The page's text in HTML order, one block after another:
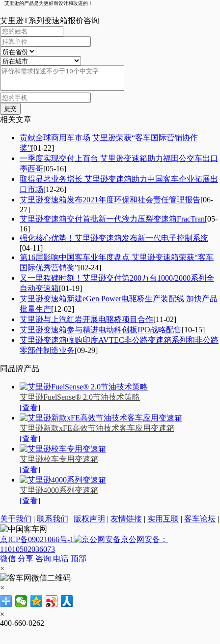
艾里逊的产品是为更好而设计和改进的！
艾里逊T系列变速箱报价咨询
相关文章
贡献全球商用车市场 艾里逊荣获“客车国际营销协作
奖”[01-22]
一季度实现交付上百台 艾里逊变速箱助力福田公交车出口
墨西哥[05-16]
取得显著业务增长 艾里逊变速箱助力中国客车企业拓展出
口市场[12-26]
艾里逊变速箱发布2021年度环保和社会责任管理报告[06-
27]
艾里逊变速箱交付首批新一代液力压裂变速箱FracTran[05-
16]
强化核心优势！艾里逊变速箱发布新一代电子控制系统
[04-11]
第16届影响中国客车业年度盘点 艾里逊变速箱荣获“客车
国际优秀营销奖”[02-24]
又一里程碑时刻！艾里逊交付第200万台1000/2000系列全
自动变速箱[01-19]
艾里逊变速箱新建eGen Power电驱桥生产装配线 加快产品
批量生产[12-02]
艾里逊与上汽红岩开展电驱桥项目合作[11-02]
艾里逊变速箱参与精进电动科创板IPO战略配售[10-15]
艾里逊变速箱收购印度AVTEC非公路变速箱系列和非公路
零部件制造业务[09-29]
同品牌产品
艾里逊FuelSense® 2.0节油技术策略
[查看]
艾里逊新款xFE高效节油技术 客车应用变速箱
[查看]
艾里逊校车专用变速箱
[查看]
艾里逊4000系列变速箱
[查看]
关于我们 | 联系我们 | 版权声明 | 友情链接 | 实用互联 | 客车论坛 |
京ICP备09021066号-1
京公网安备：
11010502036073
微信 分享 咨询 电话 顶部
×
×
×
400-660-0262